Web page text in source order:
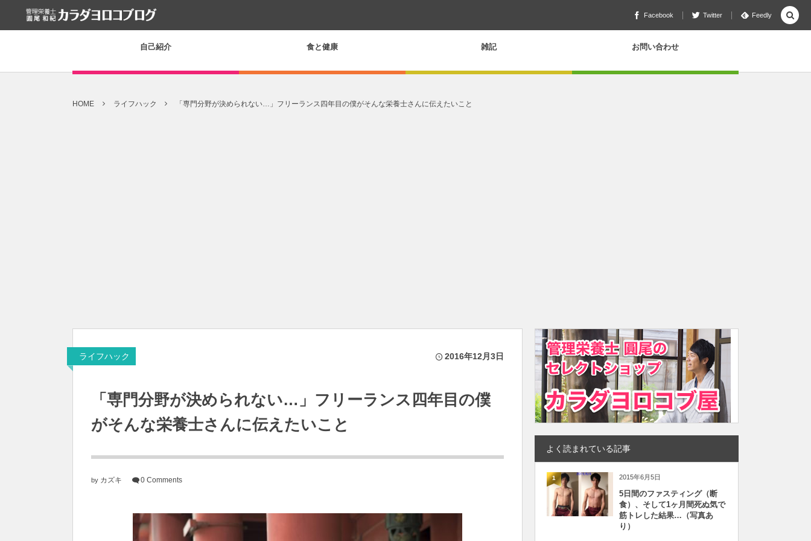
Facebook Twitter Feedly
自己紹介 食と健康 雑記 お問い合わせ
HOME ライフハック 「専門分野が決められない…」フリーランス四年目の僕がそんな栄養士さんに伝えたいこと
ライフハック 2016年12月3日
「専門分野が決められない…」フリーランス四年目の僕
がそんな栄養士さんに伝えたいこと
by カズキ 0 Comments
よく読まれている記事
1 2015年6月5日
5日間のファスティング（断
食）、そして1ヶ月間死ぬ気で
筋トレした結果…（写真あ
り）